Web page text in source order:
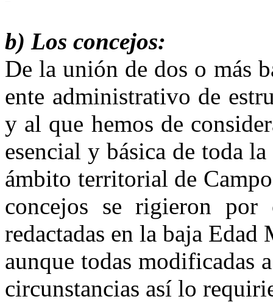
b) Los concejos:
De la unión de dos o más
ente administrativo de
y al que hemos de
esencial y básica de toda
ámbito territorial de
concejos se rigieron por
redactadas en la baja
aunque todas modificadas
cir­cunstancias así lo